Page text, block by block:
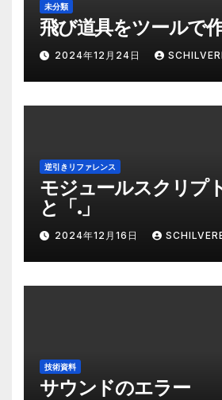
未分類
飛び道具をツールで
2024年12月24日
逆引きリファレンス
モジュールスクリプ
と「.」
2024年12月16日
技術資料
サウンドのエラー